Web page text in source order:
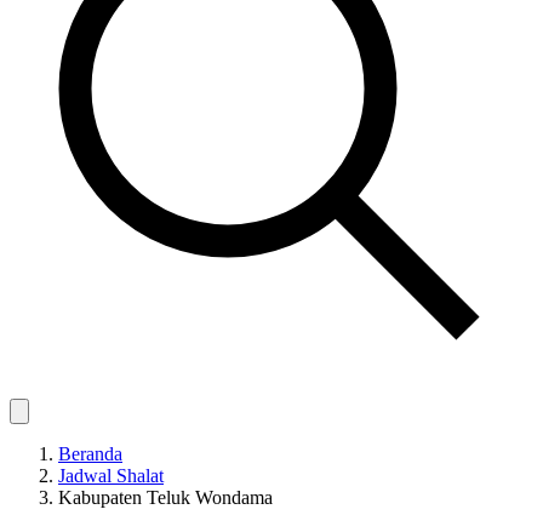
Beranda
Jadwal Shalat
Kabupaten Teluk Wondama